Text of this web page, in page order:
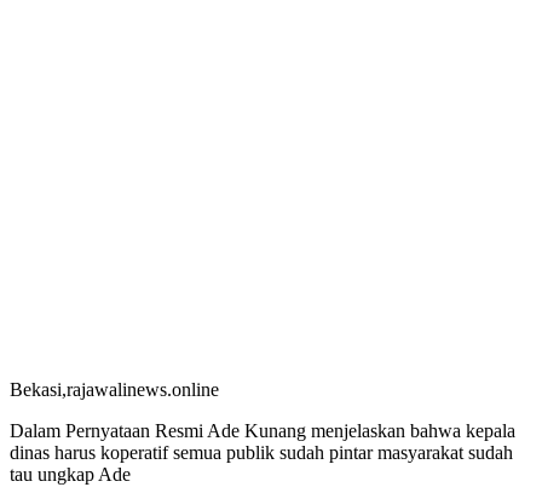
Bekasi,rajawalinews.online
Dalam Pernyataan Resmi Ade Kunang menjelaskan bahwa kepala
dinas harus koperatif semua publik sudah pintar masyarakat sudah
tau ungkap Ade